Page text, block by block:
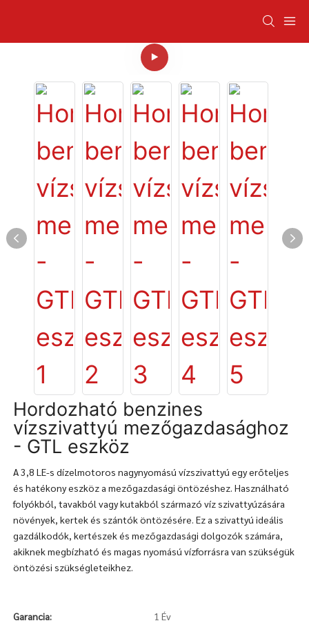
Hordozható benzines
vízszivattyú mezőgazdasághoz
- GTL eszköz
A 3,8 LE-s dízelmotoros nagynyomású vízszivattyú egy erőteljes
és hatékony eszköz a mezőgazdasági öntözéshez. Használható
folyókból, tavakból vagy kutakból származó víz szivattyúzására
növények, kertek és szántók öntözésére. Ez a szivattyú ideális
gazdálkodók, kertészek és mezőgazdasági dolgozók számára,
akiknek megbízható és magas nyomású vízforrásra van szükségük
öntözési szükségleteikhez.
Garancia:
1 Év